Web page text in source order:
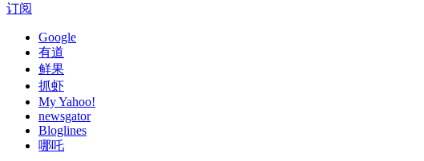
订阅
Google
有道
鲜果
抓虾
My Yahoo!
newsgator
Bloglines
哪吒